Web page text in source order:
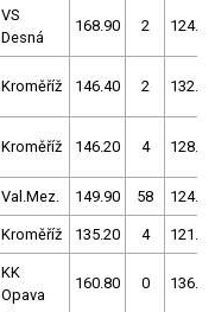
VS
Desná
168.90 2 124.00
Kroměříž 146.40 2 132.00
Kroměříž 146.20 4 128.20
Val.Mez. 149.90 58 124.40
Kroměříž 135.20 4 121.00
KK
Opava
160.80 0 136.10